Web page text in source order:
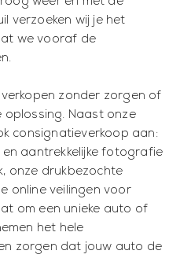
verzoeken wij je het
we vooraf de
zonder zorgen of
oplossing. Naast onze
consignatieverkoop aan:
aantrekkelijke fotografie
onze drukbezochte
online veilingen voor
om een unieke auto of
het hele
zorgen dat jouw auto de